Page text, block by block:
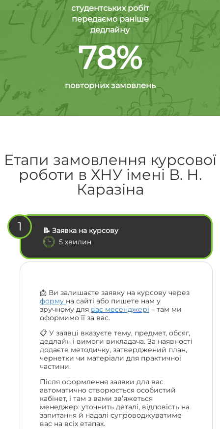
студентських робіт
передаємо раніше
дедлайну
78%
повторних замовлень
Етапи замовлення курсової
роботи в ХНУ імені В. Н.
Каразіна
1
📝 Заявка на курсову
5 хвилин
📩 Ви залишаєте заявку на курсову через
форму на сайті або пишете нам у
зручному для вас месенджері – там ми
оформимо її за вас.
📋 У заявці вказуєте тему, предмет, обсяг,
дедлайн і вимоги викладача. За наявності
додаєте методичку, затверджений план,
чернетки чи матеріали для практичної
частини.
Після оформлення заявки для вас
автоматично створюється особистий
кабінет, і там з вами зв’яжеться
менеджер: уточнить деталі, відповість на
запитання й надалі супроводжуватиме
вас на всіх етапах.